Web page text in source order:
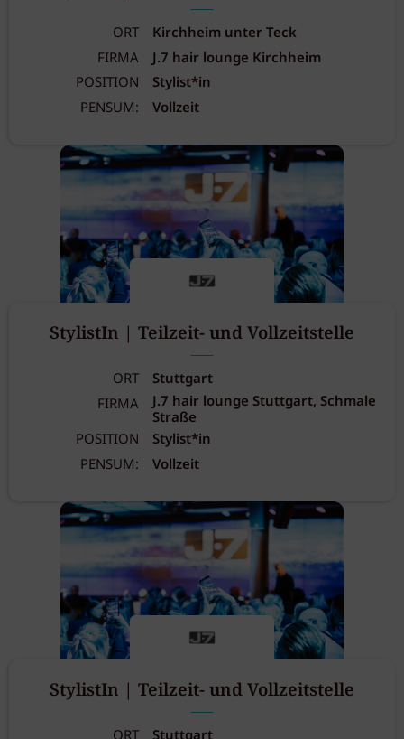
ORT
Kirchheim unter Teck
FIRMA
J.7 hair lounge Kirchheim
POSITION
Stylist*in
PENSUM:
Vollzeit
StylistIn | Teilzeit- und Vollzeitstelle
ORT
Stuttgart
FIRMA
J.7 hair lounge Stuttgart, Schmale
Straße
POSITION
Stylist*in
PENSUM:
Vollzeit
StylistIn | Teilzeit- und Vollzeitstelle